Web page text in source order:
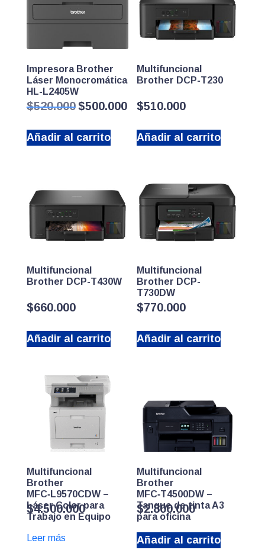
Impresora Brother
Láser Monocromática
HL-L2405W
$520.000 El
precio
era:
$500.000El
precio
Añadir al carrito
Multifuncional
Brother DCP-T230
$510.000
Añadir al carrito
Multifuncional
Brother DCP-T430W
$660.000
Añadir al carrito
Multifuncional
Brother DCP-
T730DW
$770.000
Añadir al carrito
Multifuncional
Brother
MFC‑L9570CDW –
Láser Color para
Trabajo en Equipo
$4.500.000
Leer más
Multifuncional
Brother
MFC‑T4500DW –
Tanque de tinta A3
para oficina
$2.800.000
Añadir al carrito